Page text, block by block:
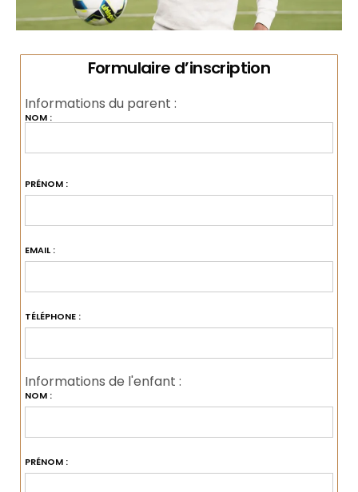
Formulaire d’inscription
Informations du parent :
NOM :
PRÉNOM :
EMAIL :
TÉLÉPHONE :
Informations de l'enfant :
NOM :
PRÉNOM :